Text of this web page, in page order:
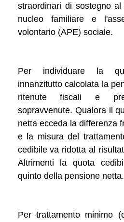
straordinari di sostegno
nucleo familiare e
volontario (APE) sociale.
Per individuare la
innanzitutto calcolata la
ritenute fiscali e
sopravvenute. Qualora il
netta ecceda la differenza
e la misura del
cedibile va ridotta al
Altrimenti la quota
quinto della pensione netta.
Per trattamento minimo